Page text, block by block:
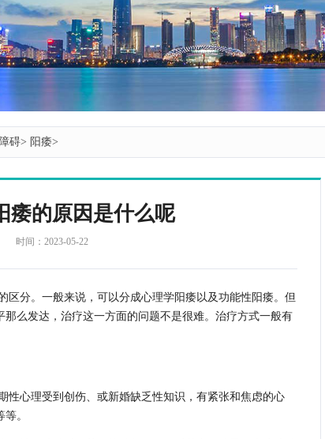
碍> 阳痿>
痿的原因是什么呢
时间：2023-05-22
区分。一般来说，可以分成心理学阳痿以及功能性阳痿。但
么发达，治疗这一方面的问题不是很难。治疗方式一般有
性心理受到创伤、或新婚缺乏性知识，有紧张和焦虑的心
。